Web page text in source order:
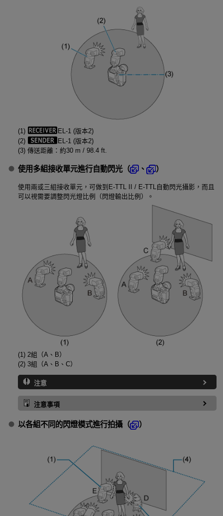
(1)
EL-1 (版本2)
(2)
EL-1 (版本2)
(3) 傳送距離：約30 m / 98.4 ft.
使用多組接收單元進行自動閃光（ 、 ）
使用兩或三組接收單元，可做到 E-TTL II / E-TTL自動閃光攝影，而且
可以視需要調整閃光燈比例（閃燈輸出比例）。
(1) 2組（A、B）
(2) 3組（A、B、C）
注意
注意事項
以各組不同的閃燈模式進行拍攝（ ）